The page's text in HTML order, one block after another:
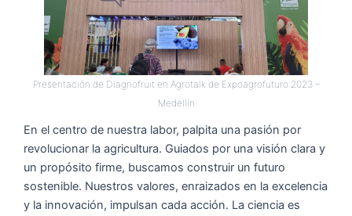
Presentación de Diagnofruit en Agrotalk de Expoagrofuturo 2023 –
Medellín
En el centro de nuestra labor, palpita una pasión por
revolucionar la agricultura. Guiados por una visión clara y
un propósito firme, buscamos construir un futuro
sostenible. Nuestros valores, enraizados en la excelencia
y la innovación, impulsan cada acción. La ciencia es